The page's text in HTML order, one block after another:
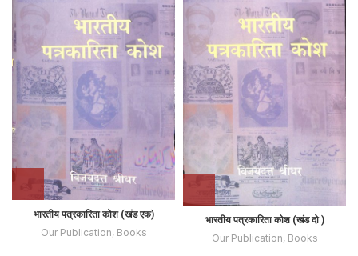
भारतीय पत्रकारिता कोश (खंड एक)
Our Publication, Books
भारतीय पत्रकारिता कोश (खंड दो )
Our Publication, Books